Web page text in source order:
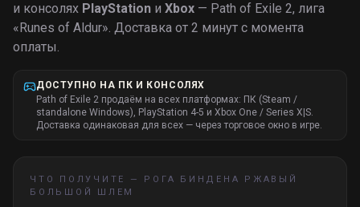
и консолях PlayStation и Xbox — Path of Exile 2, лига
«Runes of Aldur». Доставка от 2 минут с момента
оплаты.
ДОСТУПНО НА ПК И КОНСОЛЯХ
Path of Exile 2 продаём на всех платформах: ПК (Steam /
standalone Windows), PlayStation 4-5 и Xbox One / Series X|S.
Доставка одинаковая для всех — через торговое окно в игре.
ЧТО ПОЛУЧИТЕ — РОГА БИНДЕНА РЖАВЫЙ
БОЛЬШОЙ ШЛЕМ